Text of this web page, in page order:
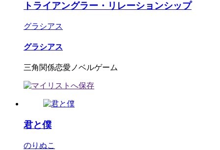
トライアングラー・リレーションシップ
グラシアス
グラシアス
三角関係恋愛ノベルゲーム
君と僕
のりぬこ